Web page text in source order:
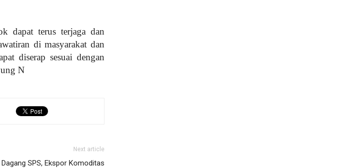
dapat terus terjaga dan
di masyarakat dan
diserap sesuai dengan
N
Next article
SPS, Ekspor Komoditas